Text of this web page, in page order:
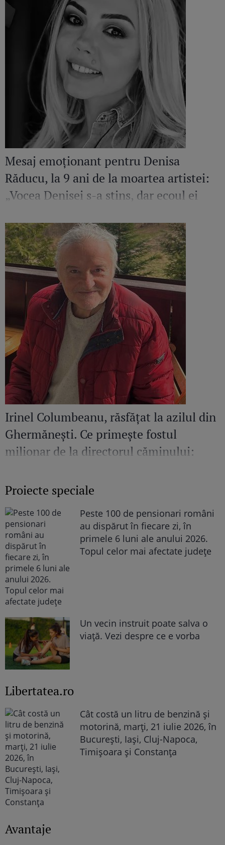
Mesaj emoționant pentru Denisa
Răducu, la 9 ani de la moartea artistei:
„Vocea Denisei s-a stins, dar ecoul ei
Irinel Columbeanu, răsfățat la azilul din
Ghermănești. Ce primește fostul
milionar de la directorul căminului:
Proiecte speciale
Peste 100 de pensionari români
au dispărut în fiecare zi, în
primele 6 luni ale anului 2026.
Topul celor mai afectate județe
Un vecin instruit poate salva o
viață. Vezi despre ce e vorba
Libertatea.ro
Cât costă un litru de benzină și
motorină, marți, 21 iulie 2026, în
București, Iași, Cluj-Napoca,
Timișoara și Constanța
Avantaje